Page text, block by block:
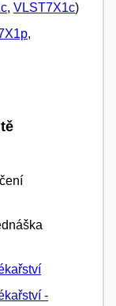
, VLST7X1c)
,
-